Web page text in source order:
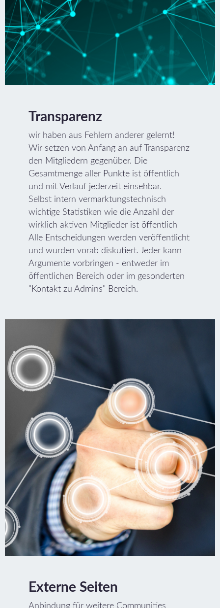
Transparenz
wir haben aus Fehlern anderer gelernt!
Wir setzen von Anfang an auf Transparenz
den Mitgliedern gegenüber. Die
Gesamtmenge aller Punkte ist öffentlich
und mit Verlauf jederzeit einsehbar.
Selbst intern vermarktungstechnisch
wichtige Statistiken wie die Anzahl der
wirklich aktiven Mitglieder ist öffentlich
Alle Entscheidungen werden veröffentlicht
und wurden vorab diskutiert. Jeder kann
Argumente vorbringen - entweder im
öffentlichen Bereich oder im gesonderten
"Kontakt zu Admins" Bereich.
Externe Seiten
Anbindung für weitere Communities